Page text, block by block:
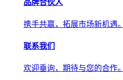
品牌合伙人
携手共赢，拓展市场新机遇。
联系我们
欢迎垂询，期待与您的合作。